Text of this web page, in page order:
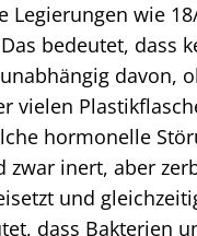
wie
bedeutet, dass
davon,
vielen
hormonelle
zwar inert, aber
und
dass Bakterien